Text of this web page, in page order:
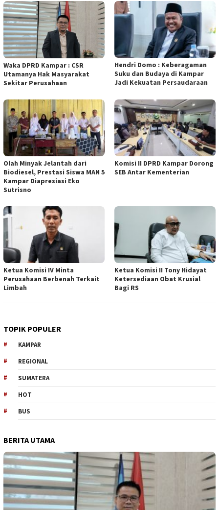
Waka DPRD Kampar : CSR
Utamanya Hak Masyarakat
Sekitar Perusahaan
Hendri Domo : Keberagaman
Suku dan Budaya di Kampar
Jadi Kekuatan Persaudaraan
Olah Minyak Jelantah dari
Biodiesel, Prestasi Siswa MAN 5
Kampar Diapresiasi Eko
Sutrisno
Komisi II DPRD Kampar Dorong
SEB Antar Kementerian
Ketua Komisi IV Minta
Perusahaan Berbenah Terkait
Limbah
Ketua Komisi II Tony Hidayat
Ketersediaan Obat Krusial
Bagi RS
TOPIK POPULER
KAMPAR
REGIONAL
SUMATERA
HOT
BUS
BERITA UTAMA